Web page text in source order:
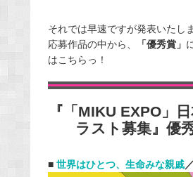
それでは早速ですが発表いたし
応募作品の中から、
「優秀賞」
はこちらっ！
『「MIKU EXPO」
ラスト募集』優
■ 世界はひとつ、生命みな親戚／